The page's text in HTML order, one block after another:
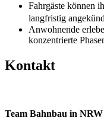
Fahrgäste können
langfristig
Anwohnende
konzentrierte
Kontakt
Team Bahnbau in NRW